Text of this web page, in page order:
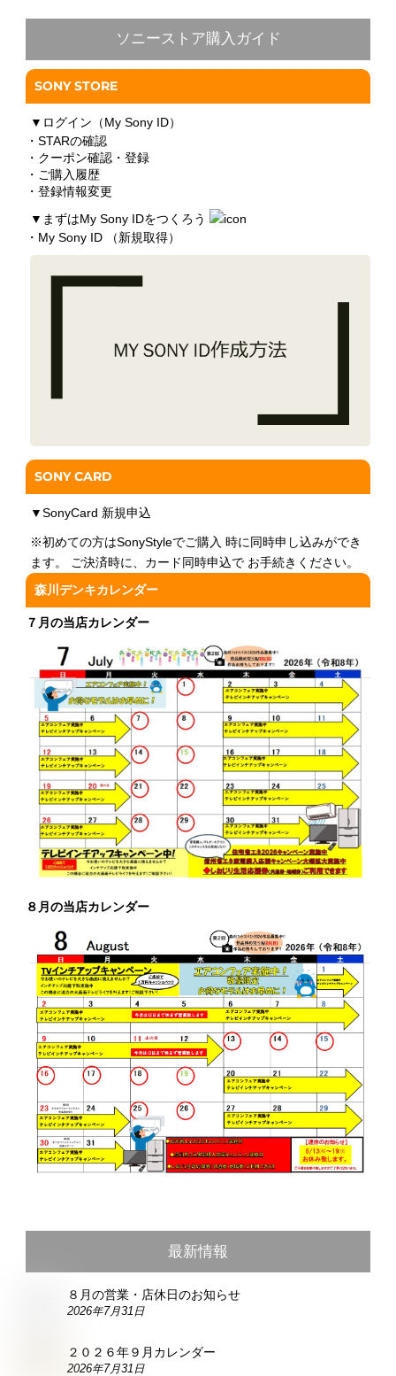
ソニーストア購入ガイド
SONY STORE
▼ ログイン（My Sony ID）
・STARの確認
・クーポン確認・登録
・ご購入履歴
・登録情報変更
▼ まずはMy Sony IDをつくろう
・My Sony ID （新規取得）
SONY CARD
▼SonyCard 新規申込
※初めての方はSonyStyleでご購入 時に同時申し込みができ
ます。 ご決済時に、カード同時申込で お手続きください。
森川デンキカレンダー
７月の当店カレンダー
８月の当店カレンダー
最新情報
８月の営業・店休日のお知らせ
2026年7月31日
２０２６年９月カレンダー
2026年7月31日